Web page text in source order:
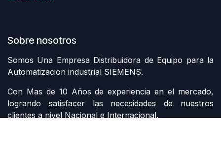
Sobre nosotros
Somos Una Empresa Distribuidora de Equipo para la
Automatizacion industrial SIEMENS.
Con Mas de 10 Años de experiencia en el mercado,
logrando satisfacer las necesidades de nuestros
clientes a nivel Nacional e Internacional.